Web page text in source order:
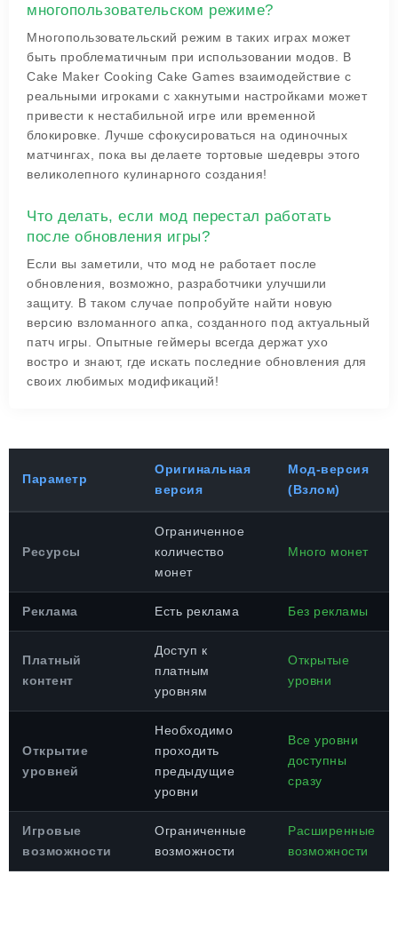
многопользовательском режиме?
Многопользовательский режим в таких играх может
быть проблематичным при использовании модов. В
Cake Maker Cooking Cake Games взаимодействие с
реальными игроками с хакнутыми настройками может
привести к нестабильной игре или временной
блокировке. Лучше сфокусироваться на одиночных
матчингах, пока вы делаете тортовые шедевры этого
великолепного кулинарного создания!
Что делать, если мод перестал работать
после обновления игры?
Если вы заметили, что мод не работает после
обновления, возможно, разработчики улучшили
защиту. В таком случае попробуйте найти новую
версию взломанного апка, созданного под актуальный
патч игры. Опытные геймеры всегда держат ухо
востро и знают, где искать последние обновления для
своих любимых модификаций!
Параметр
Оригинальная
версия
Мод-версия
(Взлом)
Ресурсы
Ограниченное
количество
монет
Много монет
Реклама Есть реклама Без рекламы
Платный
контент
Доступ к
платным
уровням
Открытые
уровни
Открытие
уровней
Необходимо
проходить
предыдущие
уровни
Все уровни
доступны
сразу
Игровые
возможности
Ограниченные
возможности
Расширенные
возможности